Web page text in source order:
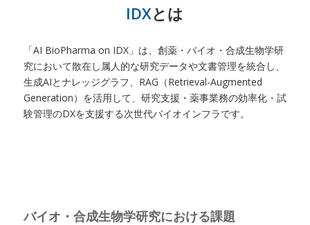
IDXとは
「AI BioPharma on IDX」は、創薬・バイオ・合成生物学研
究において散在し属人的な研究データや文書管理を統合し、
生成AIとナレッジグラフ、RAG（Retrieval-Augmented
Generation）を活用して、研究支援・薬事業務の効率化・試
験管理のDXを支援する次世代バイオインフラです。
バイオ・合成生物学研究における課題